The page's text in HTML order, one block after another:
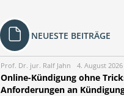
NEUESTE BEITRÄGE
Prof. Dr. jur. Ralf Jahn 4. August 2026
Online-Kündigung ohne
Anforderungen an